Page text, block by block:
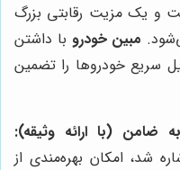
و یک مزیت رقابتی بزرگ
مبین خودرو با داشتن
سریع خودروها را تضمین
ضامن (با ارائه وثیقه):
شد، امکان بهره‌مندی از